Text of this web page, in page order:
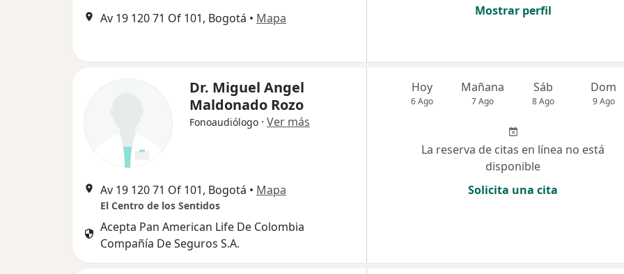
Av 19 120 71 Of 101, Bogotá • Mapa
Mostrar perfil
Dr. Miguel Angel
Maldonado Rozo
Fonoaudiólogo · Ver más
Av 19 120 71 Of 101, Bogotá • Mapa
El Centro de los Sentidos
Acepta Pan American Life De Colombia
Compañía De Seguros S.A.
Hoy
6 Ago
Mañana
7 Ago
Sáb
8 Ago
Dom
9 Ago
La reserva de citas en línea no está
disponible
Solicita una cita